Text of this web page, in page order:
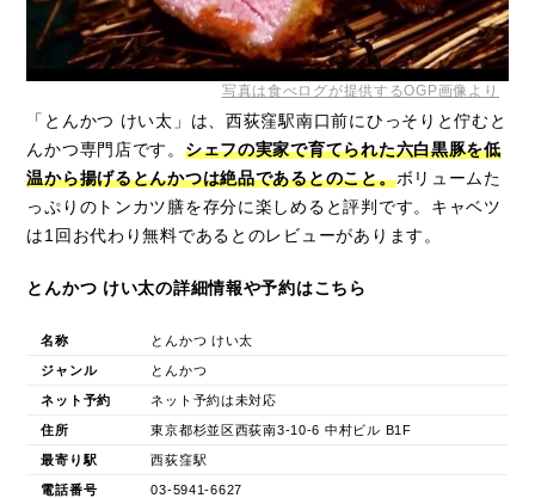
写真は食べログが提供するOGP画像より
「とんかつ けい太」は、西荻窪駅南口前にひっそりと佇むと
んかつ専門店です。 シェフの実家で育てられた六白黒豚を低
温から揚げるとんかつは絶品であるとのこと。ボリュームた
っぷりのトンカツ膳を存分に楽しめると評判です。キャベツ
は1回お代わり無料であるとのレビューがあります。
とんかつ けい太の詳細情報や予約はこちら
名称 とんかつ けい太
ジャンル とんかつ
ネット予約 ネット予約は未対応
住所 東京都杉並区西荻南3-10-6 中村ビル B1F
最寄り駅 西荻窪駅
電話番号 03-5941-6627